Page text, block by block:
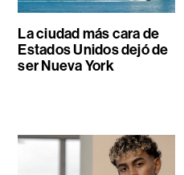
La ciudad más cara de
Estados Unidos dejó de
ser Nueva York